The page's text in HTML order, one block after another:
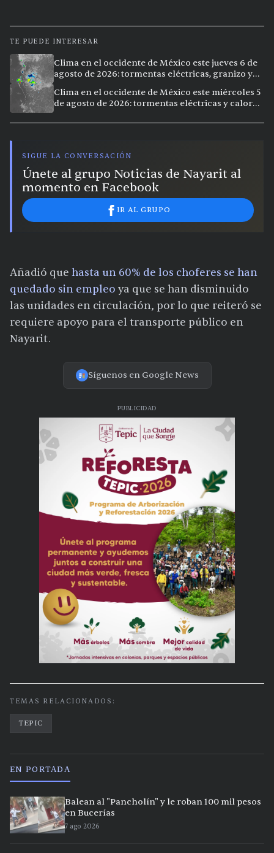
TE PUEDE INTERESAR
Clima en el occidente de México este jueves 6 de
agosto de 2026: tormentas eléctricas, granizo y
Clima en el occidente de México este miércoles 5
de agosto de 2026: tormentas eléctricas y calor
SIGUE LA CONVERSACIÓN
Únete al grupo Noticias de Nayarit al
momento en Facebook
IR AL GRUPO
Añadió que hasta un 60% de los choferes se han
quedado sin empleo ya que se han disminuido
las unidades en circulación, por lo que reiteró se
requiere apoyo para el transporte público en
Nayarit.
Síguenos en Google News
PUBLICIDAD
TEMAS RELACIONADOS:
TEPIC
EN PORTADA
Balean al "Pancholín" y le roban 100 mil pesos
en Bucerías
7 ago 2026